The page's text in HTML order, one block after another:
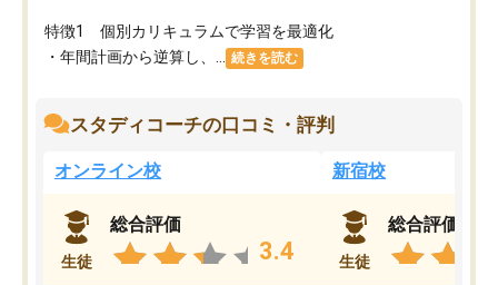
特徴1 個別カリキュラムで学習を最適化
・年間計画から逆算し、...
続きを読む
スタディコーチの口コミ・評判
オンライン校
生徒
総合評価
3.4
新宿校
生徒
総合評価